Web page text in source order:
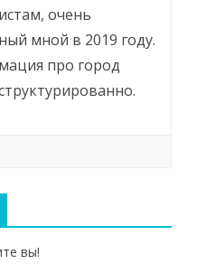
очень
мной в 2019 году.
про город
вы!